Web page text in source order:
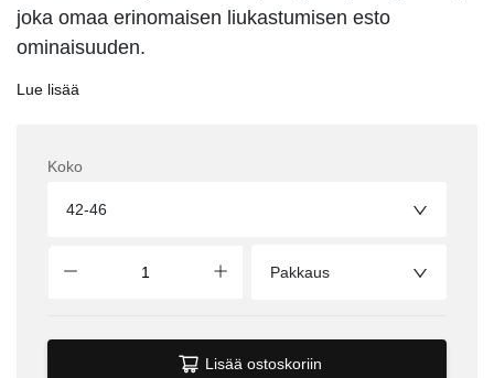
joka omaa erinomaisen liukastumisen esto
ominaisuuden.
Lue lisää
Koko
42-46
Pakkaus
Lisää ostoskoriin